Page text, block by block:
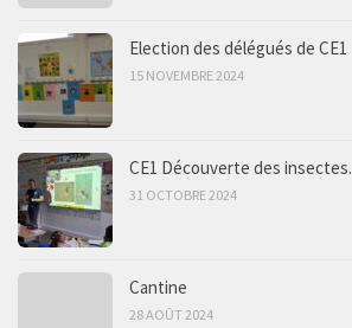
Election des délégués de CE1
15 NOVEMBRE 2024
CE1 Découverte des insectes.
31 OCTOBRE 2024
Cantine
28 AOÛT 2024